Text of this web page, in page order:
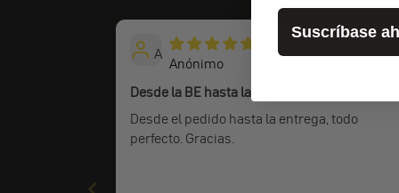
A Anónimo
Desde la BE hasta la entrega, todo�
Desde el pedido hasta la entrega, todo
perfecto. Gracias.
Suscríbase